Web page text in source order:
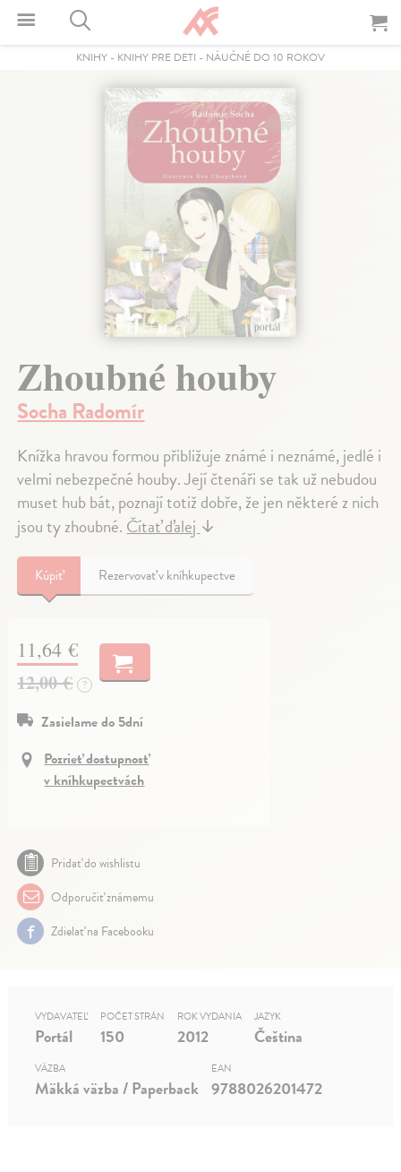
KNIHY - KNIHY PRE DETI - NÁUČNÉ DO 10 ROKOV
Zhoubné houby
Socha Radomír
Knížka hravou formou přibližuje známé i neznámé, jedlé i
velmi nebezpečné houby. Její čtenáři se tak už nebudou
muset hub bát, poznají totiž dobře, že jen některé z nich
jsou ty zhoubné. Čítať ďalej ↓
Kúpiť Rezervovať v kníhkupectve
11,64 €
12,00 € ?
Zasielame do 5dní
Pozrieť dostupnosť
v kníhkupectvách
Pridať do wishlistu
Odporučiť známemu
Zdielať na Facebooku
VYDAVATEĽ
Portál
POČET STRÁN
150
ROK VYDANIA
2012
JAZYK
Čeština
VÄZBA
Mäkká väzba / Paperback
EAN
9788026201472